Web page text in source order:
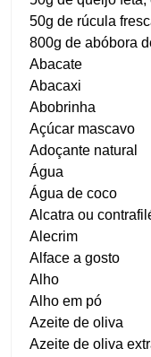
50g de rúcula
800g de abóbora
Abacate
Abacaxi
Abobrinha
Açúcar mascavo
Adoçante natural
Água
Água de coco
Alcatra ou
Alecrim
Alface a gosto
Alho
Alho em pó
Azeite de oliva
Azeite de oliva